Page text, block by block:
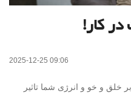
کار!
2025-12-25 09:06
و خو و انرژی شما تاثیر